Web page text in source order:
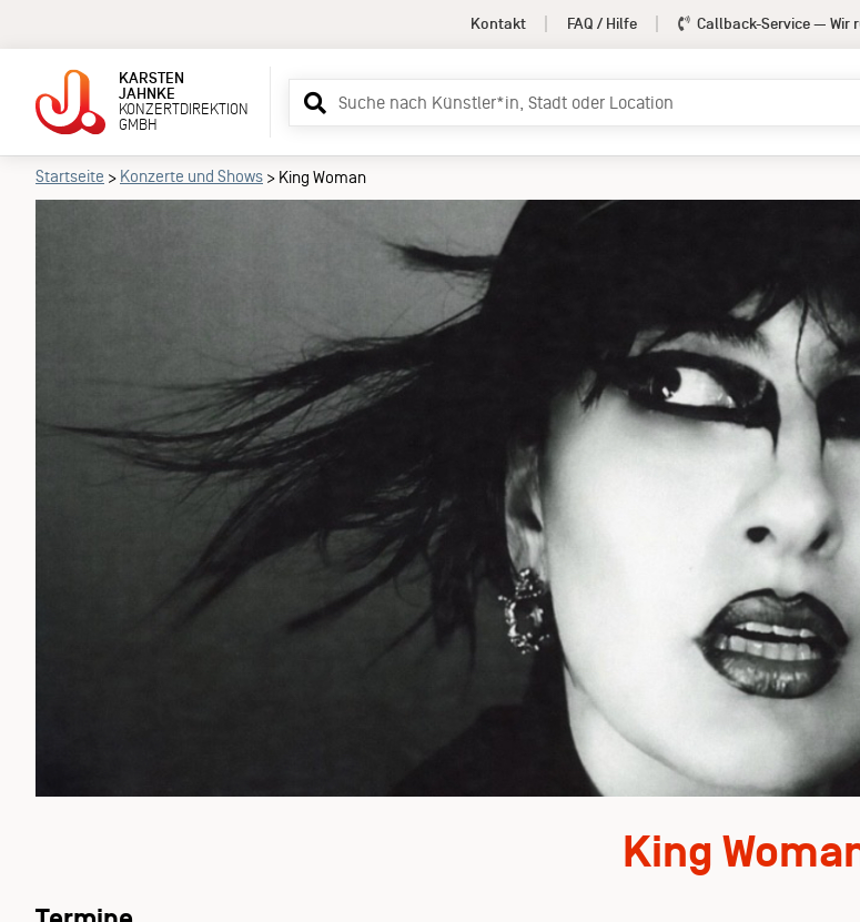
Kontakt FAQ / Hilfe Callback-Service — Wir
KARSTEN
JAHNKE
KONZERTDIREKTION
GMBH
Suchbegriff
eingeben
Startseite > Konzerte und Shows > King Woman
King Woman Termine Information
King